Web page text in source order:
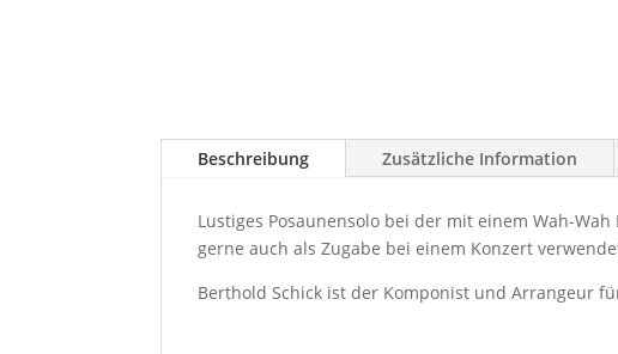
Beschreibung Zusätzliche Information
Lustiges Posaunensolo bei der mit einem Wah-
gerne auch als Zugabe bei einem Konzert
Berthold Schick ist der Komponist und Arrangeur